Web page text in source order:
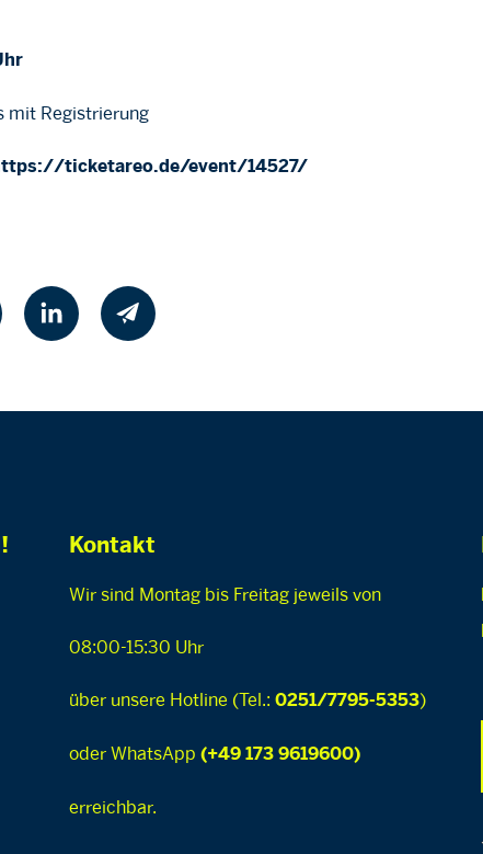
mit Registrierung
ticketareo.de/event/14527/
Kontakt
Wir sind Montag bis Freitag jeweils von
08:00-15:30 Uhr
über unsere Hotline (Tel.: 0251/7795-5353)
oder WhatsApp (+49 173 9619600)
erreichbar.